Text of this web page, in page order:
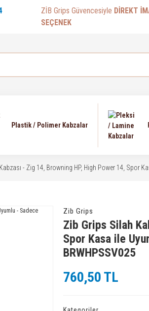
ZİB Grips Güvencesiyle DİREKT
SEÇENEK
Plastik / Polimer Kabzalar
- Zig 14, Browning HP, High Power 14, Spor
Zib Grips
Zib Grips Silah
Spor Kasa ile
BRWHPSSV025
760,50 TL